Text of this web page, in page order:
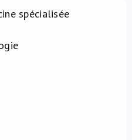
spécialisée